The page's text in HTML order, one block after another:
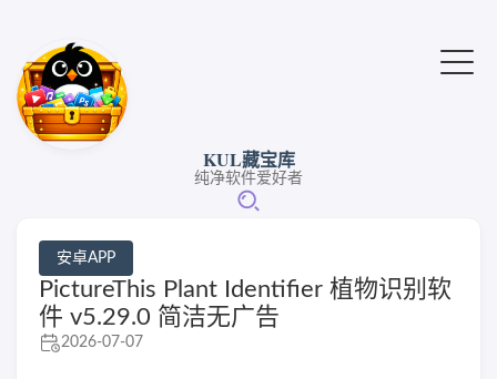
KUL藏宝库
纯净软件爱好者
安卓APP
PictureThis Plant Identifier 植物识别软
件 v5.29.0 简洁无广告
2026-07-07